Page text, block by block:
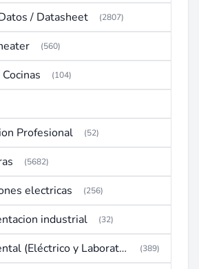
/ Datasheet (2807)
(560)
(104)
Profesional (52)
(5682)
electricas (256)
industrial (32)
Instrumental (Eléctrico y Laboratorio) (389)